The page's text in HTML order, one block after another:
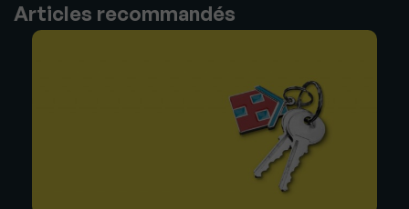
Articles recommandés